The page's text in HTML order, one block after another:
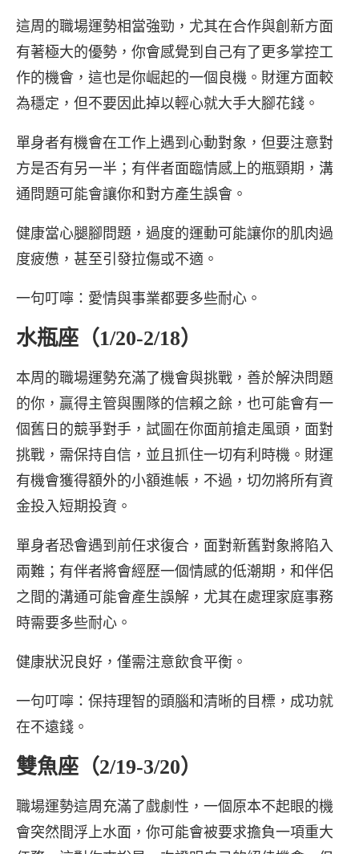
這周的職場運勢相當強勁，尤其在合作與創新方面
有著極大的優勢，你會感覺到自己有了更多掌控工
作的機會，這也是你崛起的一個良機。財運方面較
為穩定，但不要因此掉以輕心就大手大腳花錢。
單身者有機會在工作上遇到心動對象，但要注意對
方是否有另一半；有伴者面臨情感上的瓶頸期，溝
通問題可能會讓你和對方產生誤會。
健康當心腿腳問題，過度的運動可能讓你的肌肉過
度疲憊，甚至引發拉傷或不適。
一句叮嚀：愛情與事業都要多些耐心。
水瓶座（1/20-2/18）
本周的職場運勢充滿了機會與挑戰，善於解決問題
的你，贏得主管與團隊的信賴之餘，也可能會有一
個舊日的競爭對手，試圖在你面前搶走風頭，面對
挑戰，需保持自信，並且抓住一切有利時機。財運
有機會獲得額外的小額進帳，不過，切勿將所有資
金投入短期投資。
單身者恐會遇到前任求復合，面對新舊對象將陷入
兩難；有伴者將會經歷一個情感的低潮期，和伴侶
之間的溝通可能會產生誤解，尤其在處理家庭事務
時需要多些耐心。
健康狀況良好，僅需注意飲食平衡。
一句叮嚀：保持理智的頭腦和清晰的目標，成功就
在不遠錢。
雙魚座（2/19-3/20）
職場運勢這周充滿了戲劇性，一個原本不起眼的機
會突然間浮上水面，你可能會被要求擔負一項重大